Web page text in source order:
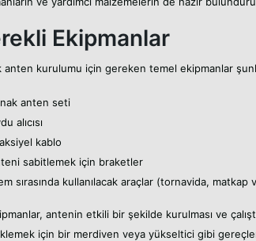
Ekipmanlar
anten kurulumu için gereken temel ekipmanlar
anten seti
alıcısı
kablo
sabitlemek için braketler
sırasında kullanılacak araçlar (tornavida, matkap
antenin etkili bir şekilde kurulması ve
için bir merdiven veya yükseltici gibi